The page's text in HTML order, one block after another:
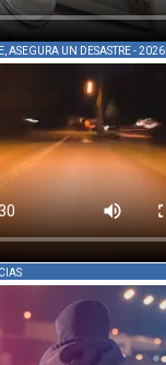
ASEGURA UN DESASTRE - 2026